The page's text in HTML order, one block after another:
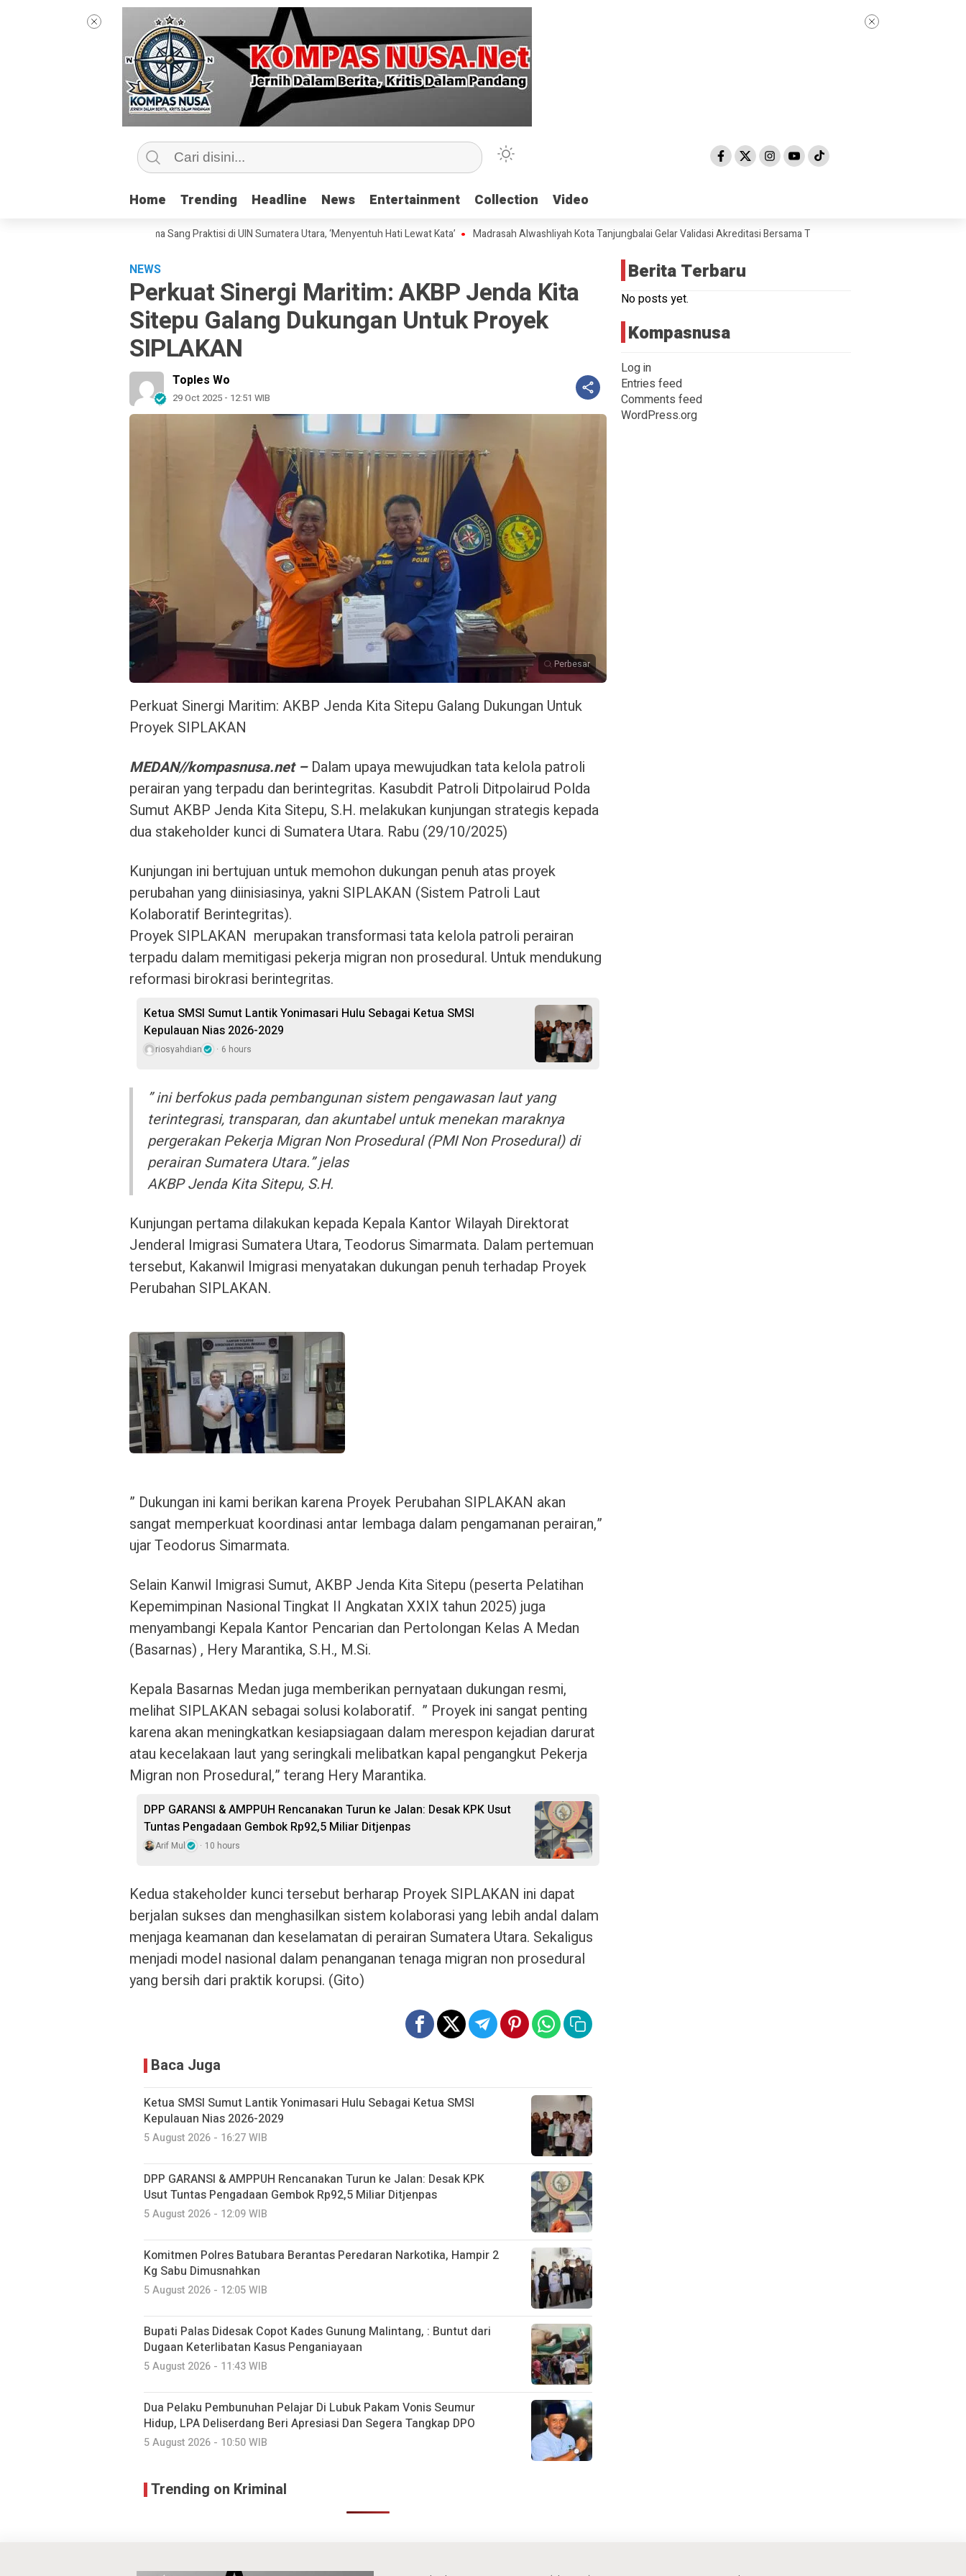
Home Trending Headline News Entertainment Collection Video
Home Trending Headline News Entertainment Collection Video
Kelas Jurnalisme Bersama Sang Praktisi di UIN Sumatera Utara, ‘Menyentuh Hati Lewat Kata’ Madrasah Alwashliyah Kota Tanjungbalai Gelar Validasi Akreditasi Bersama Tim Asesor BAN-PDM Tahun 2026
NEWS
Perkuat Sinergi Maritim: AKBP Jenda Kita
Sitepu Galang Dukungan Untuk Proyek
SIPLAKAN
Toples Wo
29 Oct 2025 - 12:51 WIB
Perbesar
Perkuat Sinergi Maritim: AKBP Jenda Kita Sitepu Galang Dukungan Untuk
Proyek SIPLAKAN
​MEDAN//kompasnusa.net – Dalam upaya mewujudkan tata kelola patroli
perairan yang terpadu dan berintegritas. Kasubdit Patroli Ditpolairud Polda
Sumut AKBP Jenda Kita Sitepu, S.H. melakukan kunjungan strategis kepada
dua stakeholder kunci di Sumatera Utara. Rabu (29/10/2025)
Kunjungan ini bertujuan untuk memohon dukungan penuh atas proyek
perubahan yang diinisiasinya, yakni SIPLAKAN (Sistem Patroli Laut
Kolaboratif Berintegritas).
​Proyek SIPLAKAN merupakan transformasi tata kelola patroli perairan
terpadu dalam memitigasi pekerja migran non prosedural. Untuk mendukung
reformasi birokrasi berintegritas.
Ketua SMSI Sumut Lantik Yonimasari Hulu Sebagai Ketua SMSI
Kepulauan Nias 2026-2029
riosyahdian 6 hours
” ini berfokus pada pembangunan sistem pengawasan laut yang
terintegrasi, transparan, dan akuntabel untuk menekan maraknya
pergerakan Pekerja Migran Non Prosedural (PMI Non Prosedural) di
perairan Sumatera Utara.” jelas
AKBP Jenda Kita Sitepu, S.H.
​Kunjungan pertama dilakukan kepada Kepala Kantor Wilayah Direktorat
Jenderal Imigrasi Sumatera Utara, Teodorus Simarmata. Dalam pertemuan
tersebut, Kakanwil Imigrasi menyatakan dukungan penuh terhadap Proyek
Perubahan SIPLAKAN.
​” Dukungan ini kami berikan karena Proyek Perubahan SIPLAKAN akan
sangat memperkuat koordinasi antar lembaga dalam pengamanan perairan,”
ujar Teodorus Simarmata.
​Selain Kanwil Imigrasi Sumut, AKBP Jenda Kita Sitepu (peserta Pelatihan
Kepemimpinan Nasional Tingkat II Angkatan XXIX tahun 2025) juga
menyambangi Kepala Kantor Pencarian dan Pertolongan Kelas A Medan
(Basarnas) , Hery Marantika, S.H., M.Si.
Kepala Basarnas Medan juga memberikan pernyataan dukungan resmi,
melihat SIPLAKAN sebagai solusi kolaboratif. ​” Proyek ini sangat penting
karena akan meningkatkan kesiapsiagaan dalam merespon kejadian darurat
atau kecelakaan laut yang seringkali melibatkan kapal pengangkut Pekerja
Migran non Prosedural,” terang Hery Marantika.
DPP GARANSI & AMPPUH Rencanakan Turun ke Jalan: Desak KPK Usut
Tuntas Pengadaan Gembok Rp92,5 Miliar Ditjenpas
Arif Mul 10 hours
​Kedua stakeholder kunci tersebut berharap Proyek SIPLAKAN ini dapat
berjalan sukses dan menghasilkan sistem kolaborasi yang lebih andal dalam
menjaga keamanan dan keselamatan di perairan Sumatera Utara. Sekaligus
menjadi model nasional dalam penanganan tenaga migran non prosedural
yang bersih dari praktik korupsi. (Gito)
Baca Juga
Ketua SMSI Sumut Lantik Yonimasari Hulu Sebagai Ketua SMSI
Kepulauan Nias 2026-2029
5 August 2026 - 16:27 WIB
DPP GARANSI & AMPPUH Rencanakan Turun ke Jalan: Desak KPK
Usut Tuntas Pengadaan Gembok Rp92,5 Miliar Ditjenpas
5 August 2026 - 12:09 WIB
Komitmen Polres Batubara Berantas Peredaran Narkotika, Hampir 2
Kg Sabu Dimusnahkan
5 August 2026 - 12:05 WIB
Bupati Palas Didesak Copot Kades Gunung Malintang, : Buntut dari
Dugaan Keterlibatan Kasus Penganiayaan
5 August 2026 - 11:43 WIB
Dua Pelaku Pembunuhan Pelajar Di Lubuk Pakam Vonis Seumur
Hidup, LPA Deliserdang Beri Apresiasi Dan Segera Tangkap DPO
5 August 2026 - 10:50 WIB
Trending on Kriminal
Berita Terbaru
No posts yet.
Kompasnusa
Log in
Entries feed
Comments feed
WordPress.org